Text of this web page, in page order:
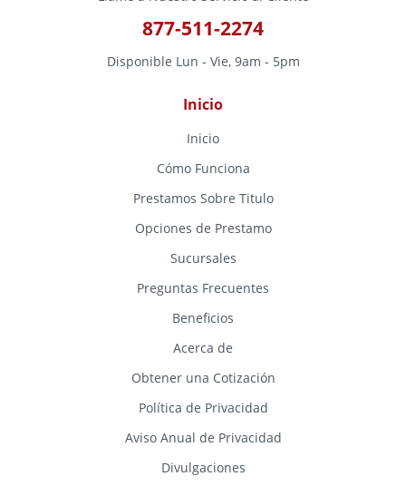
877-511-2274
Disponible Lun - Vie, 9am - 5pm
Inicio
Inicio
Cómo Funciona
Prestamos Sobre Titulo
Opciones de Prestamo
Sucursales
Preguntas Frecuentes
Beneficios
Acerca de
Obtener una Cotización
Política de Privacidad
Aviso Anual de Privacidad
Divulgaciones